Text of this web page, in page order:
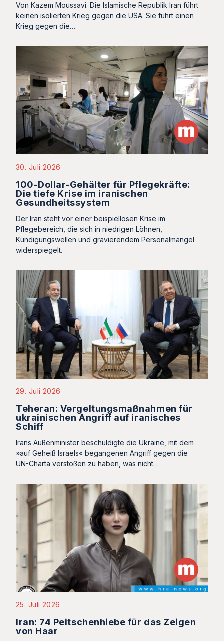
Von Kazem Moussavi. Die Islamische Republik Iran führt
keinen isolierten Krieg gegen die USA. Sie führt einen
Krieg gegen die…
30. Juli 2026
100-Dollar-Gehälter für Pflegekräfte:
Die tiefe Krise im iranischen
Gesundheitssystem
Der Iran steht vor einer beispiellosen Krise im
Pflegebereich, die sich in niedrigen Löhnen,
Kündigungswellen und gravierendem Personalmangel
widerspiegelt.
29. Juli 2026
Teheran: Vergeltungsmaßnahmen für
ukrainischen Angriff auf iranisches
Schiff
Irans Außenminister beschuldigte die Ukraine, mit dem
»auf Geheiß Israels« begangenen Angriff gegen die
UN-Charta verstoßen zu haben, was nicht…
25. Juli 2026
Iran: 74 Peitschenhiebe für das Zeigen
von Haar